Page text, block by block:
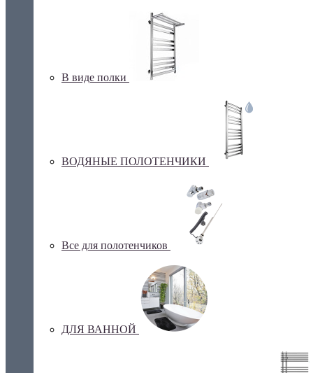
В виде полки
ВОДЯНЫЕ ПОЛОТЕНЧИКИ
Все для полотенчиков
ДЛЯ ВАННОЙ